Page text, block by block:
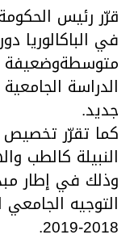
قرّر رئيس
متوسطةوضعيفة
جديد.
النبيلة كالطب
وذلك في إطار
التوجيه
2018-2019.